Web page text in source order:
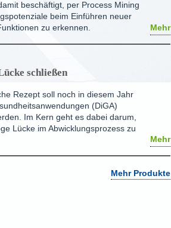
beschäftigt, per Process Mining
beim Einführen neuer
zu erkennen.
Mehr
schließen
Rezept soll noch in diesem Jahr
(DiGA)
Im Kern geht es dabei darum,
Lücke im Abwicklungsprozess zu
Mehr
Mehr Produkte